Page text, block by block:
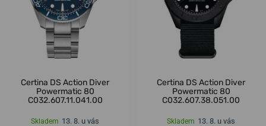
Certina DS Action Diver
Powermatic 80
C032.607.11.041.00
Skladem 13. 8. u vás
Certina DS Action Diver
Powermatic 80
C032.607.38.051.00
Skladem 13. 8. u vás